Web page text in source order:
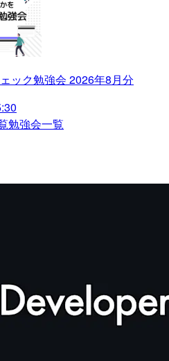
ック勉強会 2026年8月分
勉強会一覧